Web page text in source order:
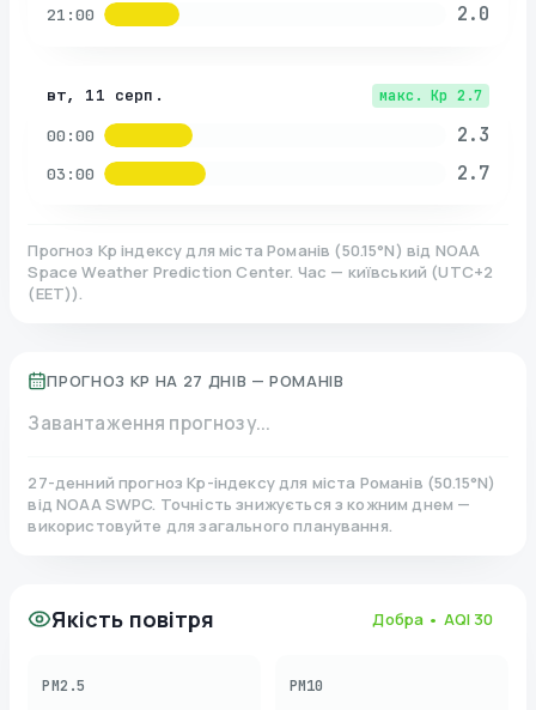
21:00 2.0
вт, 11 серп. макс. Kp 2.7
00:00 2.3
03:00 2.7
Прогноз Kp індексу для міста Романів (50.15°N) від NOAA
Space Weather Prediction Center. Час — київський (UTC+2
(EET)).
ПРОГНОЗ KP НА 27 ДНІВ — РОМАНІВ
Завантаження прогнозу...
27-денний прогноз Kp-індексу для міста Романів (50.15°N)
від NOAA SWPC. Точність знижується з кожним днем —
використовуйте для загального планування.
Якість повітря Добра • AQI 30
PM2.5 PM10